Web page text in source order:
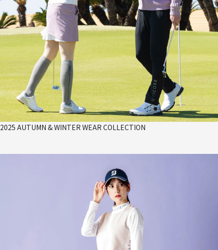
2025 AUTUMN & WINTER WEAR COLLECTION